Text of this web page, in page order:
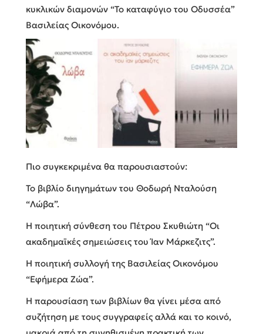
κυκλικών διαμονών “Το καταφύγιο του Οδυσσέα”
Βασιλείας Οικονόμου.
Πιο συγκεκριμένα θα παρουσιαστούν:
Το βιβλίο διηγημάτων του Θοδωρή Νταλούση
“Λώβα”.
Η ποιητική σύνθεση του Πέτρου Σκυθιώτη “Οι
ακαδημαϊκές σημειώσεις του Ίαν Μάρκεζιτς”.
Η ποιητική συλλογή της Βασιλείας Οικονόμου
“Εφήμερα Ζώα”.
Η παρουσίαση των βιβλίων θα γίνει μέσα από
συζήτηση με τους συγγραφείς αλλά και το κοινό,